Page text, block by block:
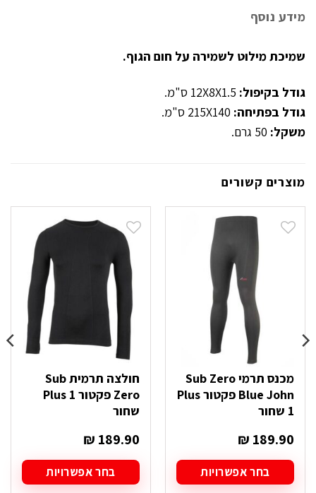
מידע נוסף
שמיכת מילוט לשמירה על חום הגוף.
גודל בקיפול:
גודל בפתיחה:
משקל:
מוצרים קשורים
מכנס תרמי Sub Zero
Blue John פקטור Plus
1 שחור
₪ 189.90
בחר אפשרויות
חולצה תרמית Sub
Zero פקטור Plus 1
שחור
₪ 189.90
בחר אפשרויות